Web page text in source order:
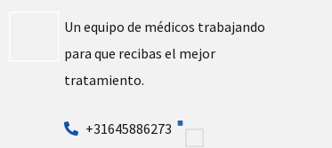
Un equipo de médicos trabajando
para que recibas el mejor
tratamiento.
+31645886273